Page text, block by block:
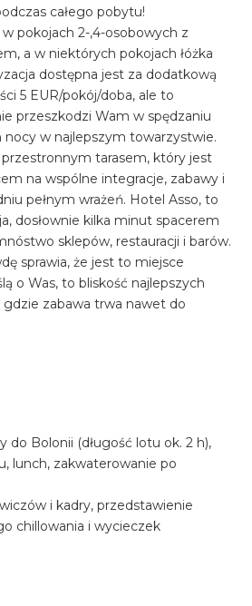
całego pobytu!
pokojach 2-,4-osobowych z
a w niektórych pokojach łóżka
dostępna jest za dodatkową
5 EUR/pokój/doba, ale to
przeszkodzi Wam w spędzaniu
nocy w najlepszym towarzystwie.
tarasem, który jest
na wspólne integracje, zabawy i
pełnym wrażeń. Hotel Asso, to
dosłownie kilka minut spacerem
sklepów, restauracji i barów.
sprawia, że jest to miejsce
o Was, to bliskość najlepszych
zabawa trwa nawet do
do Bolonii (długość lotu ok. 2 h),
lunch, zakwaterowanie po
i kadry, przedstawienie
chillowania i wycieczek